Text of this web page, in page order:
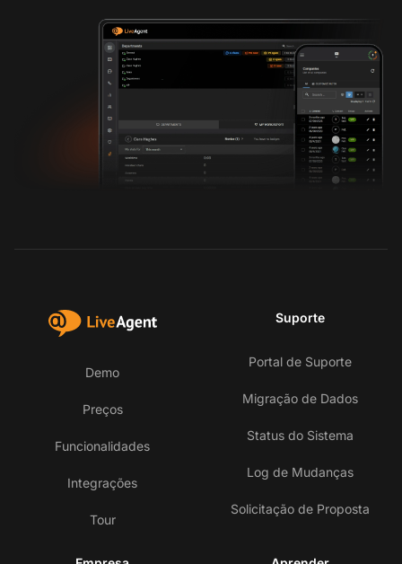
Demo
Preços
Funcionalidades
Integrações
Tour
Suporte
Portal de Suporte
Migração de Dados
Status do Sistema
Log de Mudanças
Solicitação de Proposta